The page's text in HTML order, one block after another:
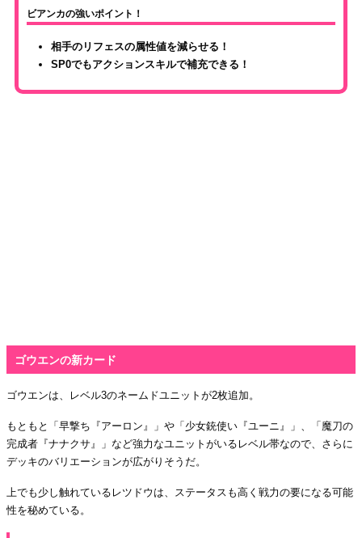
ビアンカの強いポイント！
相手のリフェスの属性値を減らせる！
SP0でもアクションスキルで補充できる！
ゴウエンの新カード
ゴウエンは、レベル3のネームドユニットが2枚追加。
もともと「早撃ち『アーロン』」や「少女銃使い『ユーニ』」、「魔刀の
完成者『ナナクサ』」など強力なユニットがいるレベル帯なので、さらに
デッキのバリエーションが広がりそうだ。
上でも少し触れているレツドウは、ステータスも高く戦力の要になる可能
性を秘めている。